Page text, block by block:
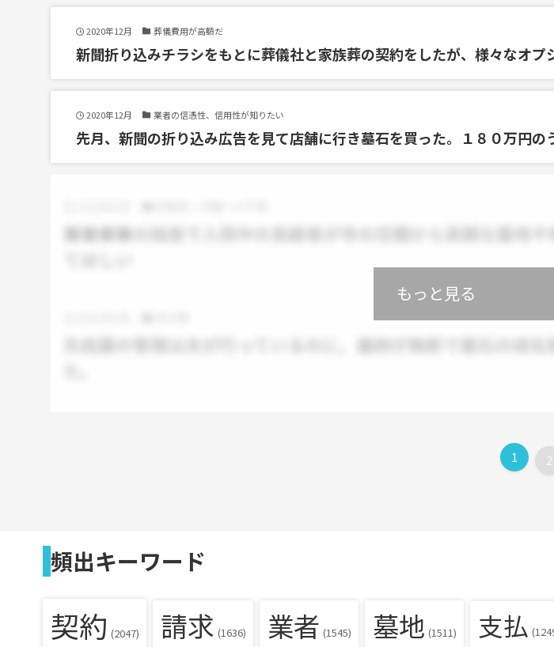
2020年12月 葬儀費用が高額だ
新聞折り込みチラシをもとに葬儀社と家族葬の契約をしたが、様々なオプ
2020年12月 業者の信憑性、信用性が知りたい
先月、新聞の折り込み広告を見て店舗に行き墓石を買った。１８０万円の
もっと見る
1 2
頻出キーワード
契約 (2047) 請求 (1636) 業者 (1545) 墓地 (1511) 支払